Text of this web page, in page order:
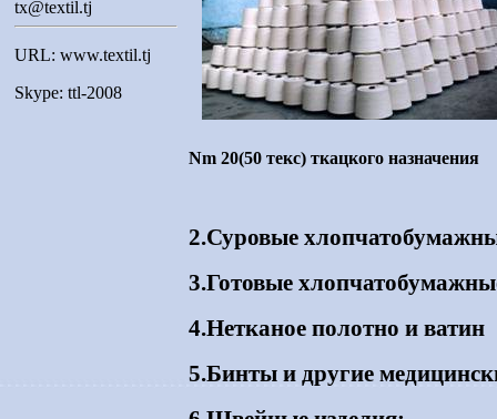
tx@textil.tj
URL: www.textil.tj
Skype: ttl-2008
Nm 20(50 текс) ткацкого назначения
2.Суровые
3.Готовые
4.Нетканое полотно и ватин
5.Бинты и другие